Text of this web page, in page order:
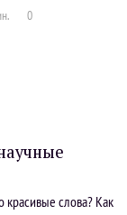
0
слова? Как